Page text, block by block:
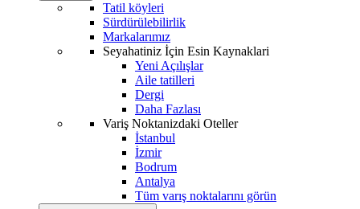
Tatil köyleri
Sürdürülebilirlik
Markalarımız
Seyahatiniz İçin Esin Kaynaklari
Yeni Açılışlar
Aile tatilleri
Dergi
Daha Fazlası
Variş Noktanizdaki Oteller
İstanbul
İzmir
Bodrum
Antalya
Tüm varış noktalarını görün